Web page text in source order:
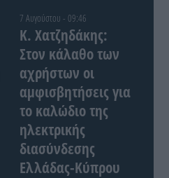
7 Αυγούστου - 09:46
Κ. Χατζηδάκης:
Στον κάλαθο των
αχρήστων οι
αμφισβητήσεις για
το καλώδιο της
ηλεκτρικής
διασύνδεσης
Ελλάδας-Κύπρου